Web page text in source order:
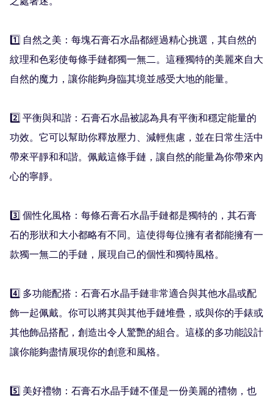
1️⃣ 自然之美：每塊石膏石水晶都經過精心挑選，其自然的
紋理和色彩使每條手鏈都獨一無二。這種獨特的美麗來自大
自然的魔力，讓你能夠身臨其境並感受大地的能量。
2️⃣ 平衡與和諧：石膏石水晶被認為具有平衡和穩定能量的
功效。它可以幫助你釋放壓力、減輕焦慮，並在日常生活中
帶來平靜和和諧。佩戴這條手鏈，讓自然的能量為你帶來內
心的寧靜。
3️⃣ 個性化風格：每條石膏石水晶手鏈都是獨特的，其石膏
石的形狀和大小都略有不同。這使得每位擁有者都能擁有一
款獨一無二的手鏈，展現自己的個性和獨特風格。
4️⃣ 多功能配搭：石膏石水晶手鏈非常適合與其他水晶或配
飾一起佩戴。你可以將其與其他手鏈堆疊，或與你的手錶或
其他飾品搭配，創造出令人驚艷的組合。這樣的多功能設計
讓你能夠盡情展現你的創意和風格。
5️⃣ 美好禮物：石膏石水晶手鏈不僅是一份美麗的禮物，也